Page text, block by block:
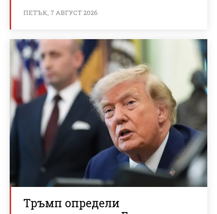
ПЕТЪК, 7 АВГУСТ 2026
Тръмп определи